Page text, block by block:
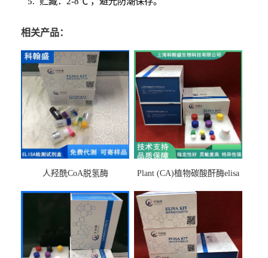
相关产品：
人羟酰CoA脱氢酶
Plant (CA)植物碳酸酐酶elisa